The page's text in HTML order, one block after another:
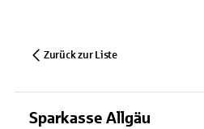
Zurück zur Liste
Sparkasse Allgäu